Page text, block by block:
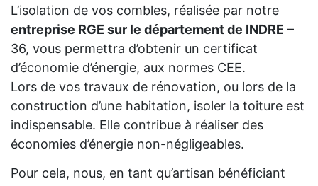
L’isolation de vos combles, réalisée par notre
entreprise RGE sur le département de INDRE –
36, vous permettra d’obtenir un certificat
d’économie d’énergie, aux normes CEE.
Lors de vos travaux de rénovation, ou lors de la
construction d’une habitation, isoler la toiture est
indispensable. Elle contribue à réaliser des
économies d’énergie non-négligeables.
Pour cela, nous, en tant qu’artisan bénéficiant